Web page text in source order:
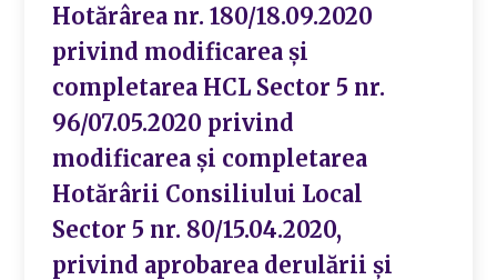
Hotărârea nr. 180/18.09.2020
privind modificarea și
completarea HCL Sector 5 nr.
96/07.05.2020 privind
modificarea și completarea
Hotărârii Consiliului Local
Sector 5 nr. 80/15.04.2020,
privind aprobarea derulării și